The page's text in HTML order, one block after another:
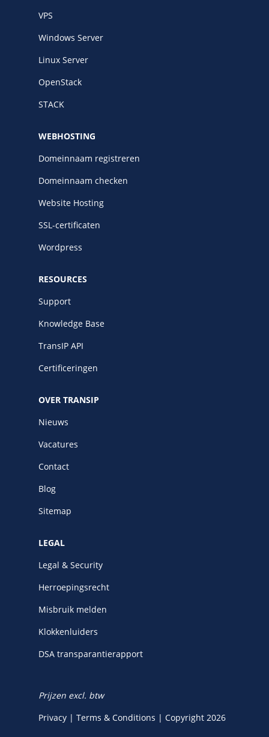
VPS
Windows Server
Linux Server
OpenStack
STACK
WEBHOSTING
Domeinnaam registreren
Domeinnaam checken
Website Hosting
SSL-certificaten
Wordpress
RESOURCES
Support
Knowledge Base
TransIP API
Certificeringen
OVER TRANSIP
Nieuws
Vacatures
Contact
Blog
Sitemap
LEGAL
Legal & Security
Herroepingsrecht
Misbruik melden
Klokkenluiders
DSA transparantierapport
Prijzen excl. btw
Privacy | Terms & Conditions | Copyright 2026